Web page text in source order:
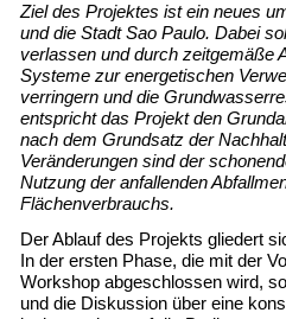
Ziel des Projektes ist ein neues
und die Stadt Sao Paulo. Dabei
verlassen und durch zeitgemäße
Systeme zur energetischen
verringern und die
entspricht das Projekt den
nach dem Grundsatz der
Veränderungen sind der
Nutzung der anfallenden
Flächenverbrauchs.
Der Ablauf des Projekts gliedert
In der ersten Phase, die mit der
Workshop abgeschlossen wird,
und die Diskussion über eine